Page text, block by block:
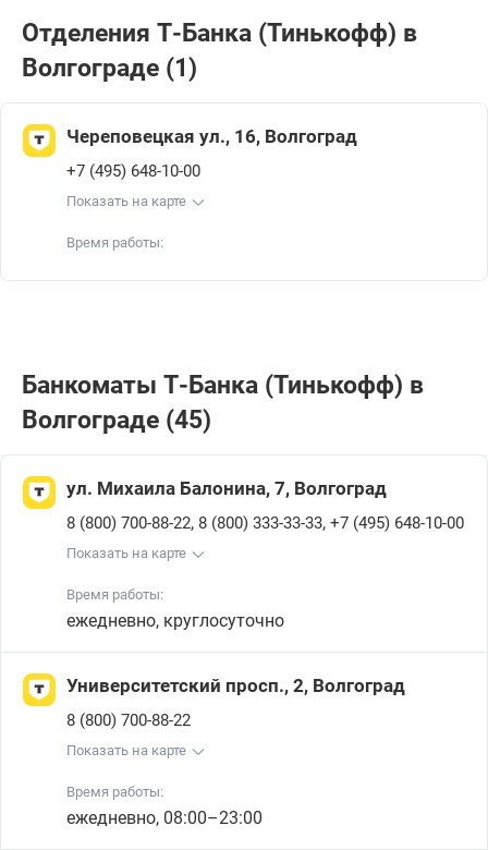
Отделения Т-Банкa (Тинькофф) в
Волгограде (1)
Череповецкая ул., 16, Волгоград
+7 (495) 648-10-00
Показать на карте
Время работы:
Банкоматы Т-Банкa (Тинькофф) в
Волгограде (45)
ул. Михаила Балонина, 7, Волгоград
8 (800) 700-88-22, 8 (800) 333-33-33, +7 (495) 648-10-00
Показать на карте
Время работы:
ежедневно, круглосуточно
Университетский просп., 2, Волгоград
8 (800) 700-88-22
Показать на карте
Время работы:
ежедневно, 08:00–23:00